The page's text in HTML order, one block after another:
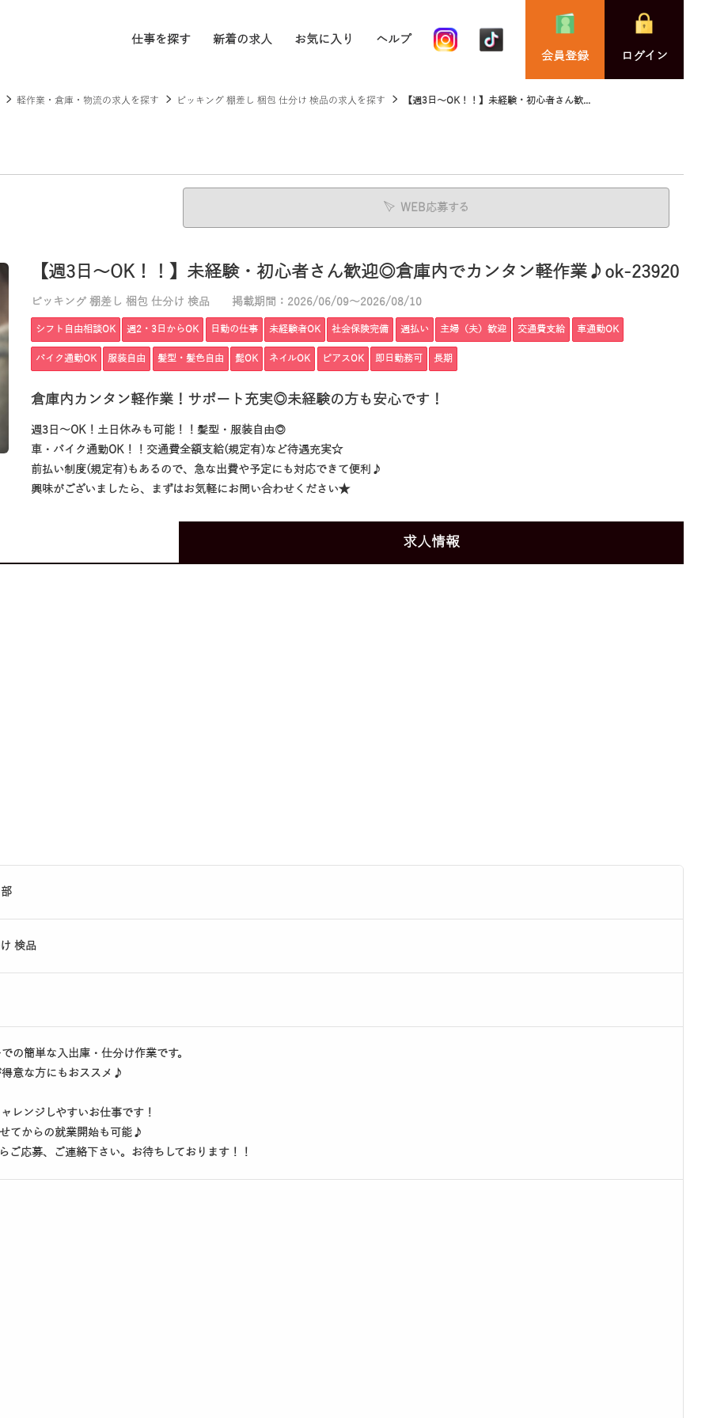
仕事を探す 新着の求人 お気に入り
ヘルプ
会員登録
ログイン
軽作業・倉庫・物流の求人を探す ピッキング 棚差し 梱包 仕分け 検品の求人を探す 【週3日～OK！！】未経験・初心者さん歓...
WEB応募する
【週3日～OK！！】未経験・初心者さん歓迎◎倉庫内でカンタン軽作業♪ok-23920
ピッキング 棚差し 梱包 仕分け 検品 掲載期間：2026/06/09～2026/08/10
シフト自由相談OK 週2・3日からOK 日勤の仕事 未経験者OK 社会保険完備 週払い 主婦（夫）歓迎 交通費支給 車通勤OK
バイク通勤OK 服装自由 髪型・髪色自由 髭OK ネイルOK ピアスOK 即日勤務可 長期
倉庫内カンタン軽作業！サポート充実◎未経験の方も安心です！
週3日～OK！土日休みも可能！！髪型・服装自由◎
車・バイク通勤OK！！交通費全額支給(規定有)など待遇充実☆
前払い制度(規定有)もあるので、急な出費や予定にも対応できて便利♪
興味がございましたら、まずはお気軽にお問い合わせください★
求人情報
検品
の簡単な入出庫・仕分け作業です。
意な方にもおススメ♪
レンジしやすいお仕事です！
てからの就業開始も可能♪
ご応募、ご連絡下さい。お待ちしております！！